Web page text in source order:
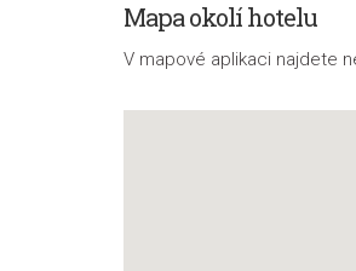
Mapa okolí hotelu
V mapové aplikaci najdete